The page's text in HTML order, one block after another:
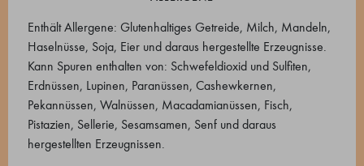
Enthält Allergene: Glutenhaltiges Getreide, Milch, Mandeln,
Haselnüsse, Soja, Eier und daraus hergestellte Erzeugnisse.
Kann Spuren enthalten von: Schwefeldioxid und Sulfiten,
Erdnüssen, Lupinen, Paranüssen, Cashewkernen,
Pekannüssen, Walnüssen, Macadamianüssen, Fisch,
Pistazien, Sellerie, Sesamsamen, Senf und daraus
hergestellten Erzeugnissen.